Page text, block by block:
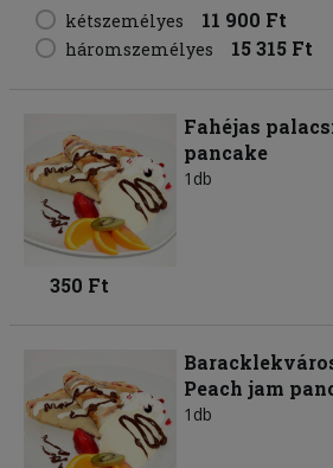
kétszemélyes
11 900 Ft
háromszemélyes 15 315 Ft
Fahéjas
pancake
1db
350 Ft
Peach jam
1db